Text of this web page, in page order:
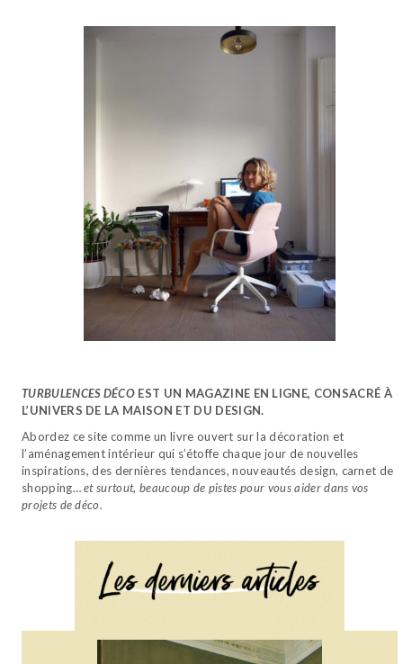
TURBULENCES DÉCO EST UN MAGAZINE EN LIGNE, CONSACRÉ À
L’UNIVERS DE LA MAISON ET DU DESIGN.
Abordez ce site comme un livre ouvert sur la décoration et
l’aménagement intérieur qui s’étoffe chaque jour de nouvelles
inspirations, des dernières tendances, nouveautés design, carnet de
shopping…et surtout, beaucoup de pistes pour vous aider dans vos
projets de déco.